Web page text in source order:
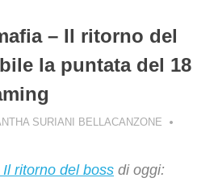
– Il ritorno del
la puntata del 18
SURIANI BELLACANZONE
ritorno del boss di oggi: